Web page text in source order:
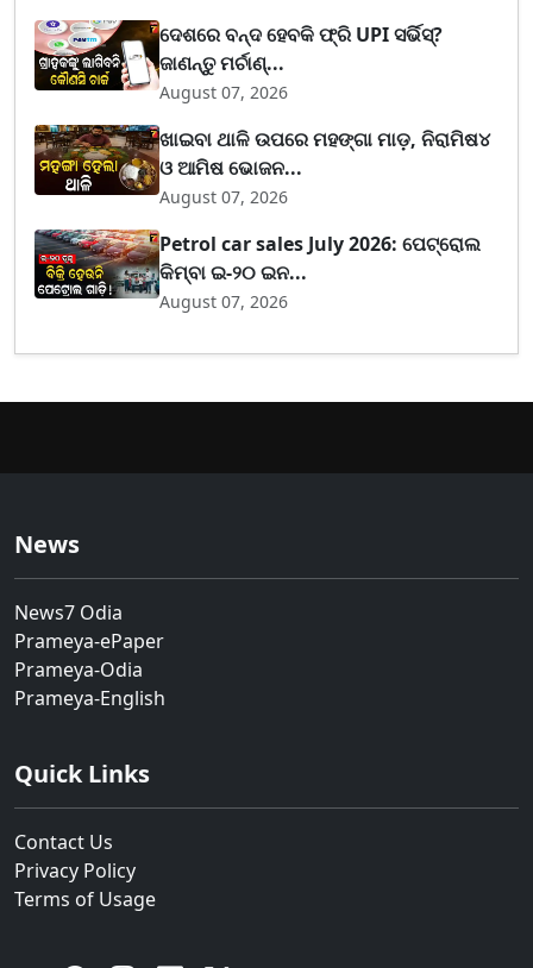
ଦେଶରେ ବନ୍ଦ ହେବକି ଫ୍ରି UPI ସର୍ଭିସ୍?
ଜାଣନ୍ତୁ ମର୍ଚାଣ୍...
August 07, 2026
ଖାଇବା ଥାଳି ଉପରେ ମହଙ୍ଗା ମାଡ଼, ନିରାମିଷ୪
ଓ ଆମିଷ ଭୋଜନ...
August 07, 2026
Petrol car sales July 2026: ପେଟ୍ରୋଲ
କିମ୍ବା ଇ-୨୦ ଇନ...
August 07, 2026
News
News7 Odia
Prameya-ePaper
Prameya-Odia
Prameya-English
Quick Links
Contact Us
Privacy Policy
Terms of Usage